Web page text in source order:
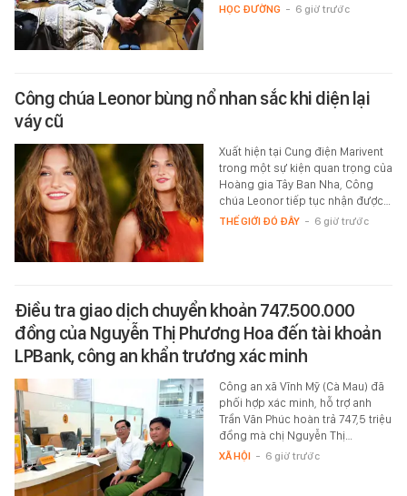
HỌC ĐƯỜNG - 6 giờ trước
Công chúa Leonor bùng nổ nhan sắc khi diện lại
váy cũ
Xuất hiện tại Cung điện Marivent
trong một sự kiện quan trọng của
Hoàng gia Tây Ban Nha, Công
chúa Leonor tiếp tục nhận được…
THẾ GIỚI ĐÓ ĐÂY - 6 giờ trước
Điều tra giao dịch chuyển khoản 747.500.000
đồng của Nguyễn Thị Phương Hoa đến tài khoản
LPBank, công an khẩn trương xác minh
Công an xã Vĩnh Mỹ (Cà Mau) đã
phối hợp xác minh, hỗ trợ anh
Trần Văn Phúc hoàn trả 747,5 triệu
đồng mà chị Nguyễn Thị…
XÃ HỘI - 6 giờ trước